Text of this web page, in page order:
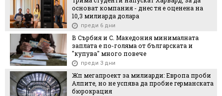
основат компания - днес тя е оценена на
10,3 милиарда долара
преди 6 дни
В Сърбия и С. Македония минималната
заплата е по-голяма от българската и
"купува" много повече
преди 3 дни
Жп мегапроект за милиарди: Европа проби
Алпите, но не успява да пробие германската
бюрокрация